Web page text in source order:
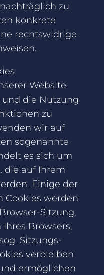
zu
konkrete
rechtswidrige
Website
die Nutzung
zu
wir auf
sogenannte
es sich um
die auf Ihrem
Einige der
Cookies werden
Sitzung,
Browsers,
Sitzungs-
verbleiben
ermöglichen